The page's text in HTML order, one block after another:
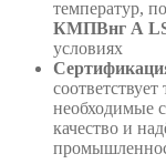
температур,
КМПВнг А LS
условиях
необходимые
качество и